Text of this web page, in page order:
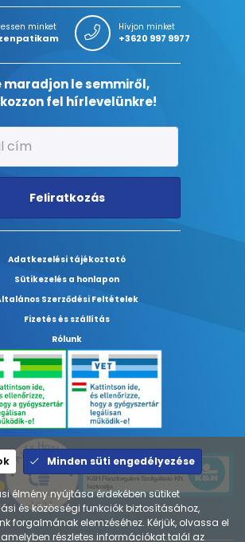
minket Hívjon minket
+3620 997 9977
maradjon le semmiről,
fel hírlevelünkre!
Feliratkozás
Adatkezelési tájékoztató
Sütikezelés a honlapon
Szerződési Feltételek
Fizetés és szállítás
Rólunk
Minden süti engedélyezése
élmény nyújtása érdekében sütiket
és közösségi funkciók biztosításához,
forgalmának elemzéséhez. Kérjük, olvassa el
részletes információkat talál az